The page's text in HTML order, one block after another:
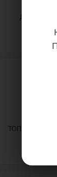
ДВИГАТЕЛИ
ТОПЛИВНАЯ